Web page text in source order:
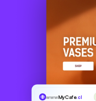
wwwMyCafe.cl